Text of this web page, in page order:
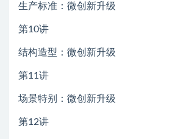
生产标准：微创新升级
第10讲
结构造型：微创新升级
第11讲
场景特别：微创新升级
第12讲